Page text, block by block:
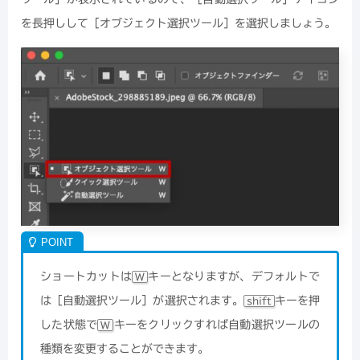
を長押しして［オブジェクト選択ツール］を選択しましょう。
ショートカットは W キーとなりますが、デフォルトで
は［自動選択ツール］が選択されます。 shift キーを押
した状態で W キーをクリックすれば自動選択ツールの
種類を変更することができます。